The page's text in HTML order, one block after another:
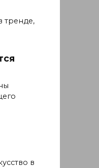
тренде,
в